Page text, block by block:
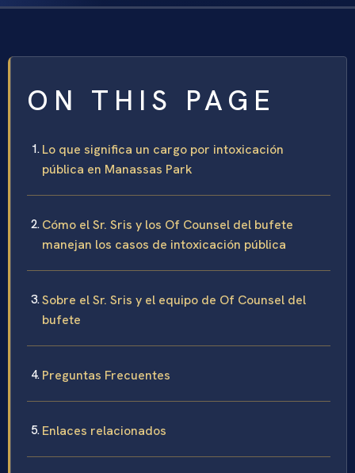
ON THIS PAGE
Lo que significa un cargo por intoxicación
pública en Manassas Park
Cómo el Sr. Sris y los Of Counsel del bufete
manejan los casos de intoxicación pública
Sobre el Sr. Sris y el equipo de Of Counsel del
bufete
Preguntas Frecuentes
Enlaces relacionados